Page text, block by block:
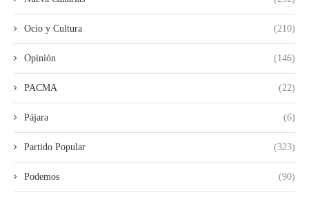
Ocio y Cultura (210)
Opinión (146)
PACMA (22)
Pájara (6)
Partido Popular (323)
Podemos (90)